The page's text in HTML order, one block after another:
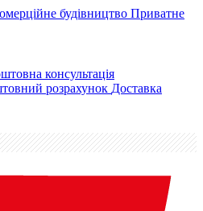
будівництво Приватне
консультація
розрахунок Доставка